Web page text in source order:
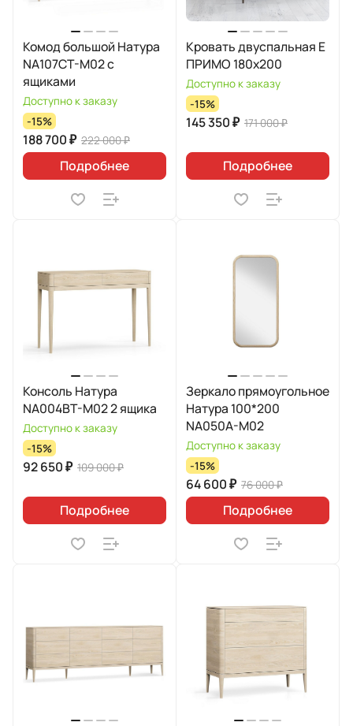
Комод большой Натура
NA107CT-M02 с
ящиками
Доступно к заказу
-15%
188 700 ₽ 222 000 ₽
Подробнее
Кровать двуспальная E
ПРИМО 180х200
Доступно к заказу
-15%
145 350 ₽ 171 000 ₽
Подробнее
Консоль Натура
NA004BT-M02 2 ящика
Доступно к заказу
-15%
92 650 ₽ 109 000 ₽
Подробнее
Зеркало прямоугольное
Натура 100*200
NA050A-M02
Доступно к заказу
-15%
64 600 ₽ 76 000 ₽
Подробнее